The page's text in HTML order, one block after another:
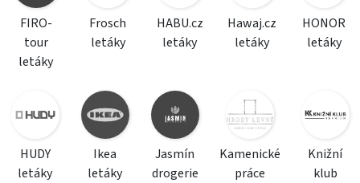
FIRO-
tour
letáky
Frosch
letáky
HABU.cz
letáky
Hawaj.cz
letáky
HONOR
letáky
HUDY
letáky
Ikea
letáky
Jasmín
drogerie
Kamenické
práce
Knižní
klub